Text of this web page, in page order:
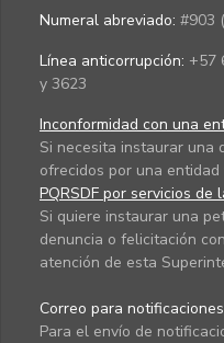
Numeral abreviado: #903
Línea anticorrupción: +57
y 3623
Inconformidad con una
Si necesita instaurar una
ofrecidos por una entidad
PQRSDF por servicios de
Si quiere instaurar una
denuncia o felicitación
atención de esta
Correo para
Para el envío de